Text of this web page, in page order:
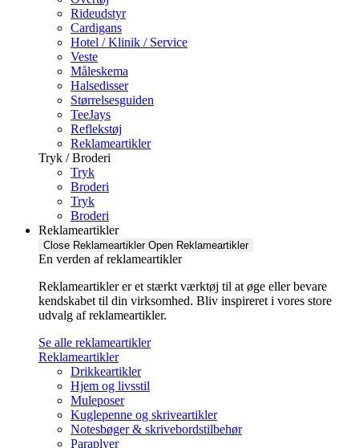
Rideudstyr
Cardigans
Hotel / Klinik / Service
Veste
Måleskema
Halsedisser
Størrelsesguiden
TeeJays
Reflekstøj
Reklameartikler
Tryk / Broderi
Tryk
Broderi
Tryk
Broderi
Reklameartikler
Close Reklameartikler Open Reklameartikler
En verden af reklameartikler ​
Reklameartikler er et stærkt værktøj til at øge eller bevare
kendskabet til din virksomhed. Bliv inspireret i vores store
udvalg af reklameartikler.
Se alle reklameartikler
Reklameartikler
Drikkeartikler
Hjem og livsstil
Muleposer
Kuglepenne og skriveartikler
Notesbøger & skrivebordstilbehør
Paraplyer